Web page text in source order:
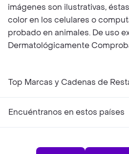
imágenes son ilustrativas,
color en los celulares o
probado en animales. De uso
Dermatológicamente
Top Marcas y Cadenas de
Encuéntranos en estos países